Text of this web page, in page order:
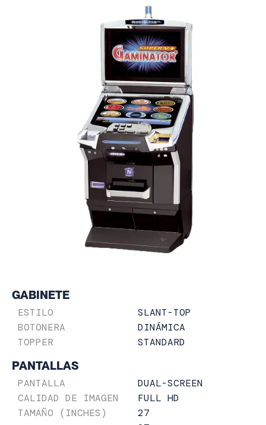
GABINETE
ESTILO
SLANT-TOP
BOTONERA
DINÁMICA
TOPPER
STANDARD
PANTALLAS
PANTALLA
DUAL-SCREEN
CALIDAD DE IMAGEN
FULL HD
TAMAÑO (INCHES)
27